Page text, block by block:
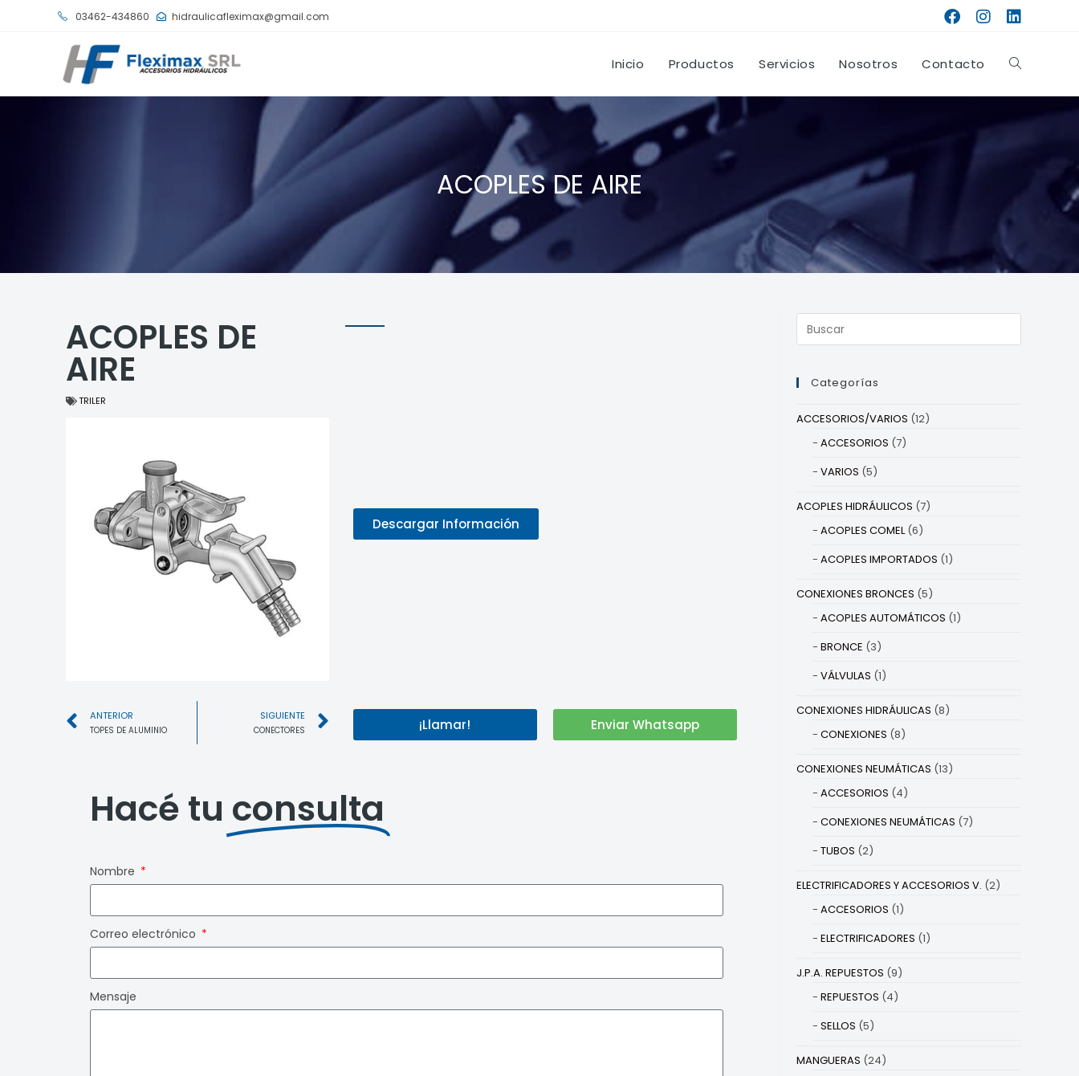
03462-434860 hidraulicafleximax@gmail.com
Inicio Productos Servicios Nosotros Contacto
ACOPLES DE AIRE
ACOPLES DE
AIRE
TRILER
ANTERIOR
TOPES DE ALUMINIO
SIGUIENTE
CONECTORES
Descargar Información
¡Llamar! Enviar Whatsapp
Hacé tu consulta
Nombre
Correo electrónico
Mensaje
Categorías
ACCESORIOS/VARIOS (12)
ACCESORIOS (7)
VARIOS (5)
ACOPLES HIDRÁULICOS (7)
ACOPLES COMEL (6)
ACOPLES IMPORTADOS (1)
CONEXIONES BRONCES (5)
ACOPLES AUTOMÁTICOS (1)
BRONCE (3)
VÁLVULAS (1)
CONEXIONES HIDRÁULICAS (8)
CONEXIONES (8)
CONEXIONES NEUMÁTICAS (13)
ACCESORIOS (4)
CONEXIONES NEUMÁTICAS (7)
TUBOS (2)
ELECTRIFICADORES Y ACCESORIOS V. (2)
ACCESORIOS (1)
ELECTRIFICADORES (1)
J.P.A. REPUESTOS (9)
REPUESTOS (4)
SELLOS (5)
MANGUERAS (24)